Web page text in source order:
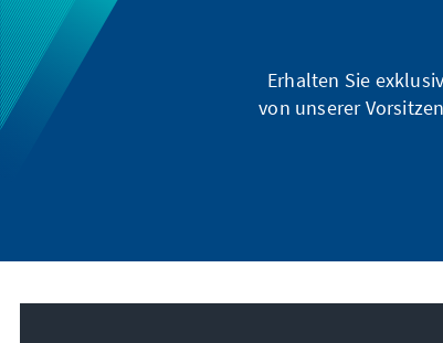
Erhalten Sie
von unserer